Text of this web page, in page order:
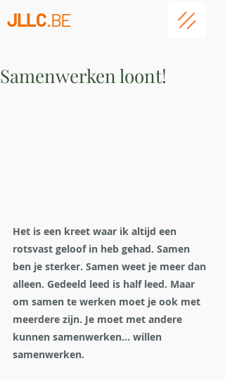
JLLC.BE
Samenwerken loont!
Het is een kreet waar ik altijd een
rotsvast geloof in heb gehad. Samen
ben je sterker. Samen weet je meer dan
alleen. Gedeeld leed is half leed. Maar
om samen te werken moet je ook met
meerdere zijn. Je moet met andere
kunnen samenwerken… willen
samenwerken.